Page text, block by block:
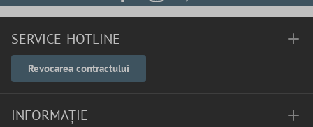
SERVICE-HOTLINE
Revocarea contractului
INFORMAȚIE